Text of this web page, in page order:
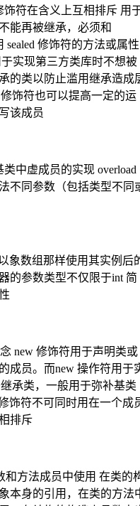
饰符在含义上互相排斥 用
能再被继承，必须和
sealed 修饰符的方法或属性
实现第三方类库时不想被
的类以防止滥用继承造成
饰符也可以提高一定的运
该成员
中虚成员的实现 overload
不同参数（包括类型不同
象数组那样使用其实例后
的参数类型不仅限于int 简
new 修饰符用于声明类或
成员。而new 操作符用于
承类，一般用于弥补基类
饰符不可同时用在一个成
排斥
和方法成员中使用 在类的
本身的引用，在类的方法